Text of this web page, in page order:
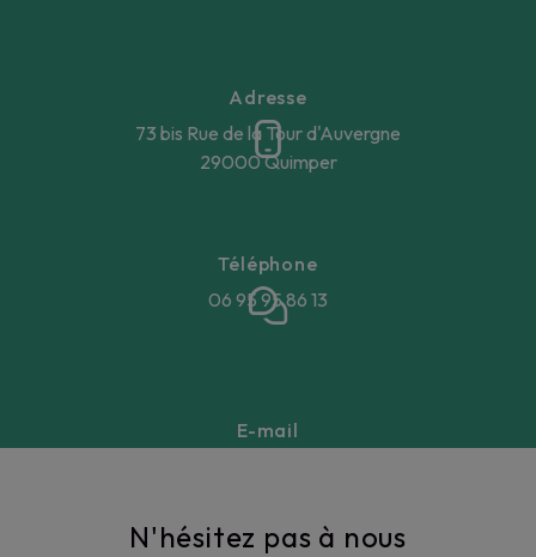
Adresse
73 bis Rue de la Tour d'Auvergne
29000 Quimper
Téléphone
06 95 95 86 13
E-mail
N'hésitez pas à nous